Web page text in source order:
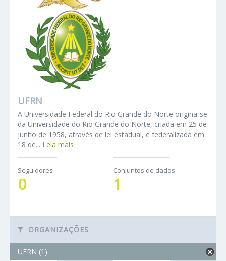
UFRN
A Universidade Federal do Rio Grande do Norte origina-se
da Universidade do Rio Grande do Norte, criada em 25 de
junho de 1958, através de lei estadual, e federalizada em
18 de... Leia mais
Seguidores
0
Conjuntos de dados
1
ORGANIZAÇÕES
UFRN (1)